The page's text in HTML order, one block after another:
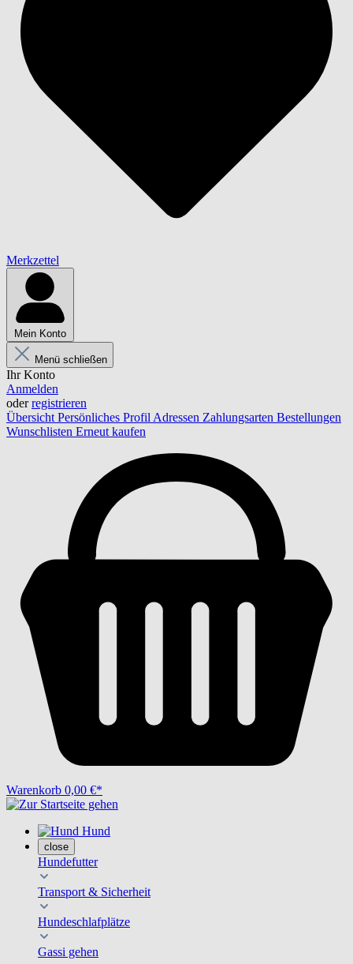
Merkzettel
Mein Konto
Menü schließen
Ihr Konto
Anmelden
oderregistrieren
Übersicht Persönliches Profil Adressen Zahlungsarten Bestellungen
Wunschlisten Erneut kaufen
Warenkorb 0,00 €*
Hund
close
Hundefutter
Transport & Sicherheit
Hundeschlafplätze
Gassi gehen